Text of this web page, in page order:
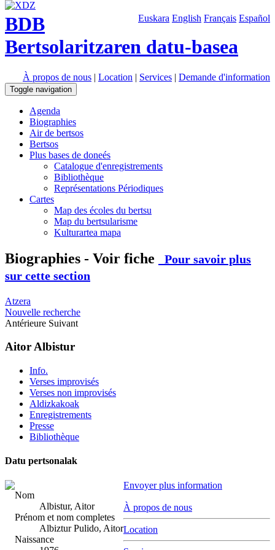
Euskara English Français Español
BDB
Bertsolaritzaren datu-basea
À propos de nous | Location | Services | Demande d'information
Toggle navigation
Agenda
Biographies
Air de bertsos
Bertsos
Plus bases de doneés
Catalogue d'enregistrements
Bibliothèque
Représentations Périodiques
Cartes
Map des écoles du bertsu
Map du bertsularisme
Kulturartea mapa
Biographies - Voir fiche
Pour savoir plus
sur cette section
Atzera
Nouvelle recherche
Antérieure Suivant
Aitor Albistur
Info.
Verses improvisés
Verses non improvisés
Aldizkakoak
Enregistrements
Presse
Bibliothèque
Datu pertsonalak
Nom
Albistur, Aitor
Prénom et nom completes
Albiztur Pulido, Aitor
Naissance
Envoyer plus information
À propos de nous
Location